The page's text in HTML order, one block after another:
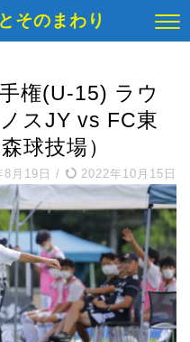
そのまわり
権(U-15) ラウ
スJY vs FC東
球技場）
8月19日 / 2022年10月15日